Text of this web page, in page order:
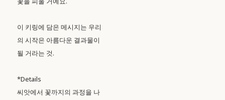
이 키링에 담은 메시지는 우리
의 시작은 아름다운 결과물이
될 거라는 것.
*Details
씨앗에서 꽃까지의 과정을 나